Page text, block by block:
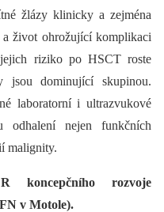
žlázy klinicky a zejména
a život ohrožující komplikaci
riziko po HSCT roste
dominující skupinou.
laboratorní i ultrazvukové
odhalení nejen funkčních
malignity.
koncepčního rozvoje
v Motole).